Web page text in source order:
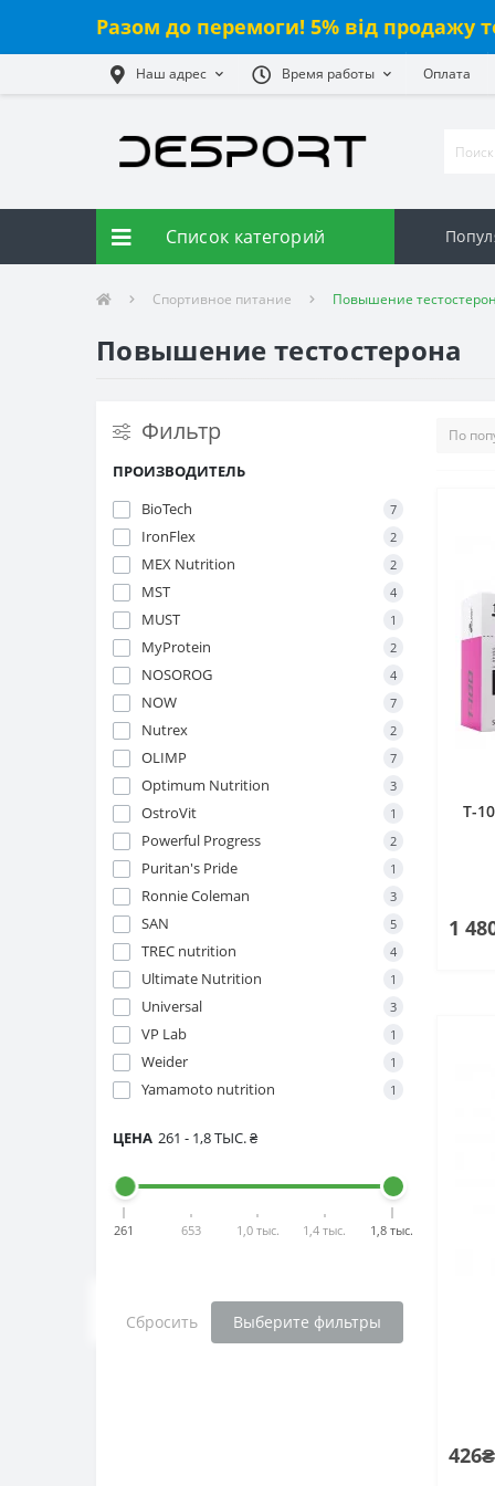
Разом до перемоги! 5% від продажу
Наш адрес Время работы Оплата
Список категорий
Спортивное питание Повышение
Повышение тестостерона
Фильтр
ПРОИЗВОДИТЕЛЬ
BioTech
7
IronFlex 2
MEX Nutrition 2
MST 4
MUST 1
MyProtein 2
NOSOROG 4
NOW 7
Nutrex 2
OLIMP 7
Optimum Nutrition 3
OstroVit 1
Powerful Progress 2
Puritan's Pride 1
Ronnie Coleman 3
SAN 5
TREC nutrition 4
Ultimate Nutrition 1
Universal 3
VP Lab 1
Weider 1
Yamamoto nutrition 1
261 - 1,8 ТЫС.₴
ЦЕНА
261 653 1,0 тыс. 1,4 тыс. 1,8 тыс.
Сбросить Выберите фильтры
T-
1
426₴